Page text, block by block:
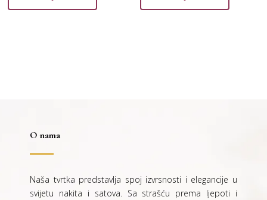
bila
je:
bila
je:
O nama
Naša tvrtka predstavlja spoj izvrsnosti i elegancije u
svijetu nakita i satova. Sa strašću prema ljepoti i